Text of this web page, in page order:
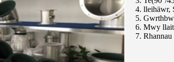
4. lleihäwr,
5.
6. Mwy
7.